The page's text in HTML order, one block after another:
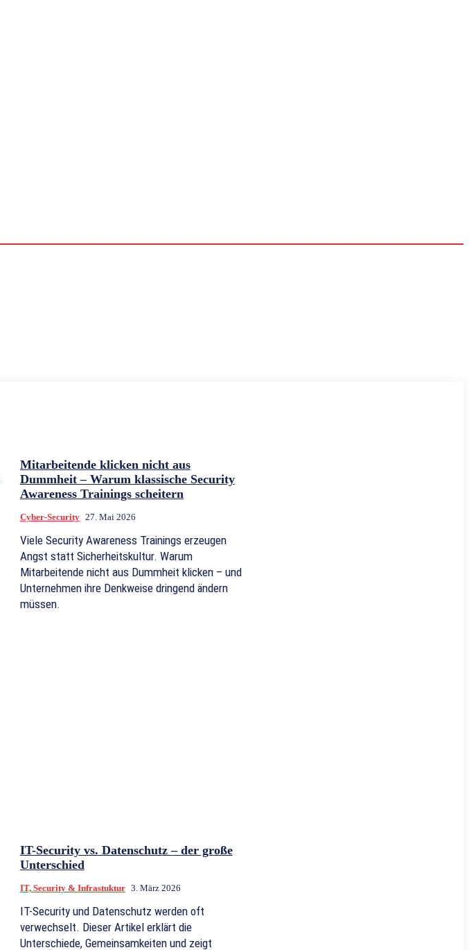
Mitarbeitende klicken nicht aus
Dummheit – Warum klassische Security
Awareness Trainings scheitern
Cyber-Security 27. Mai 2026
Viele Security Awareness Trainings erzeugen
Angst statt Sicherheitskultur. Warum
Mitarbeitende nicht aus Dummheit klicken – und
Unternehmen ihre Denkweise dringend ändern
müssen.
IT-Security vs. Datenschutz – der große
Unterschied
IT, Security & Infrastuktur 3. März 2026
IT-Security und Datenschutz werden oft
verwechselt. Dieser Artikel erklärt die
Unterschiede, Gemeinsamkeiten und zeigt